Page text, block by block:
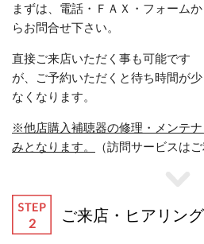
まずは、電話・ＦＡＸ・フォームか
らお問合せ下さい。
直接ご来店いただく事も可能です
が、ご予約いただくと待ち時間が少
なくなります。
※他店購入補聴器の修理・メンテ
みとなります。
（訪問サービスは
ご来店・ヒアリング